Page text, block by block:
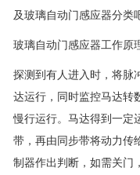
及玻璃自动门感应器分类
玻璃自动门感应器工作原
探测到有人进入时，将脉
达运行，同时监控马达转
慢行运行。马达得到一定
带，再由同步带将动力传
制器作出判断，如需关门